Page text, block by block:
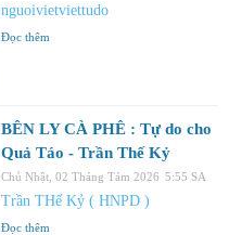
nguoivietviettudo
Đọc thêm
BÊN LY CÀ PHÊ : Tự do cho
Quả Táo - Trần Thế Kỷ
Chủ Nhật, 02 Tháng Tám 2026 5:55 SA
Trần THế Kỷ ( HNPD )
Đọc thêm